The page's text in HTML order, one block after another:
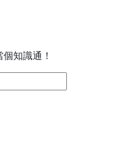
知識通！